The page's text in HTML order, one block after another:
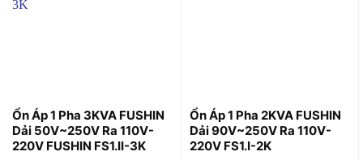
Ổn Áp 1 Pha 3KVA FUSHIN
Dải 50V~250V Ra 110V-
220V FUSHIN FS1.II-3K
Ổn Áp 1 Pha 2KVA FUSHIN
Dải 90V~250V Ra 110V-
220V FS1.I-2K